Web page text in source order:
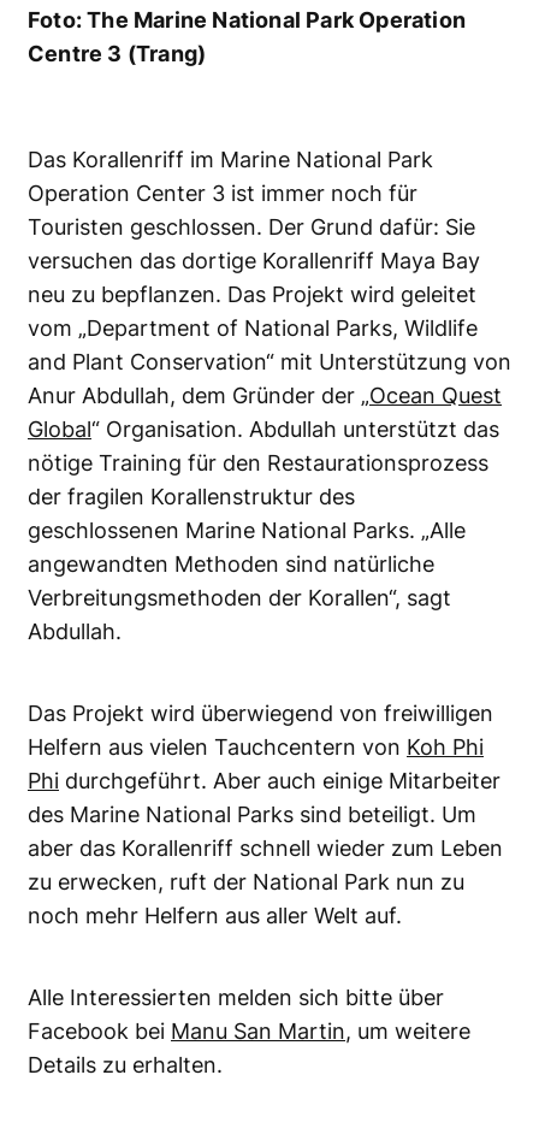
Foto: The Marine National Park Operation
Centre 3 (Trang)
Das Korallenriff im Marine National Park
Operation Center 3 ist immer noch für
Touristen geschlossen. Der Grund dafür: Sie
versuchen das dortige Korallenriff Maya Bay
neu zu bepflanzen. Das Projekt wird geleitet
vom „Department of National Parks, Wildlife
and Plant Conservation“ mit Unterstützung von
Anur Abdullah, dem Gründer der „Ocean Quest
Global“ Organisation. Abdullah unterstützt das
nötige Training für den Restaurationsprozess
der fragilen Korallenstruktur des
geschlossenen Marine National Parks. „Alle
angewandten Methoden sind natürliche
Verbreitungsmethoden der Korallen“, sagt
Abdullah.
Das Projekt wird überwiegend von freiwilligen
Helfern aus vielen Tauchcentern von Koh Phi
Phi durchgeführt. Aber auch einige Mitarbeiter
des Marine National Parks sind beteiligt. Um
aber das Korallenriff schnell wieder zum Leben
zu erwecken, ruft der National Park nun zu
noch mehr Helfern aus aller Welt auf.
Alle Interessierten melden sich bitte über
Facebook bei Manu San Martin, um weitere
Details zu erhalten.